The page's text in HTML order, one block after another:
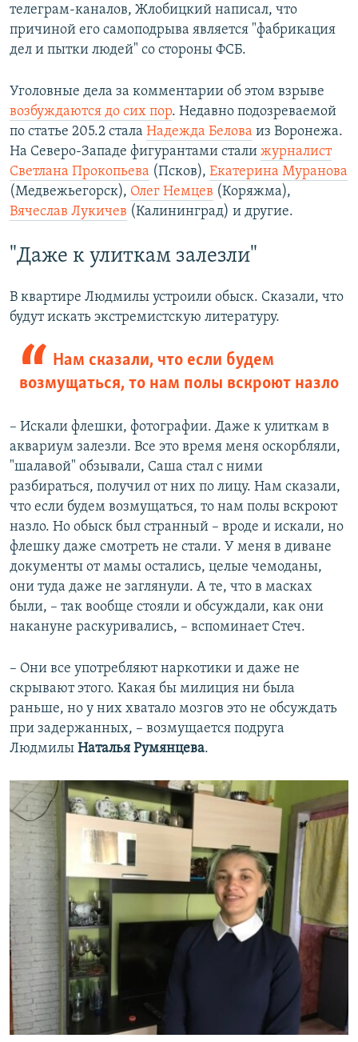
телеграм-каналов, Жлобицкий написал, что
причиной его самоподрыва является "фабрикация
дел и пытки людей" со стороны ФСБ.
Уголовные дела за комментарии об этом взрыве
возбуждаются до сих пор. Недавно подозреваемой
по статье 205.2 стала Надежда Белова из Воронежа.
На Северо-Западе фигурантами стали журналист
Светлана Прокопьева (Псков), Екатерина Муранова
(Медвежьегорск), Олег Немцев (Коряжма),
Вячеслав Лукичев (Калининград) и другие.
"Даже к улиткам залезли"
В квартире Людмилы устроили обыск. Сказали, что
будут искать экстремистскую литературу.
Нам сказали, что если будем
возмущаться, то нам полы вскроют назло
– Искали флешки, фотографии. Даже к улиткам в
аквариум залезли. Все это время меня оскорбляли,
"шалавой" обзывали, Саша стал с ними
разбираться, получил от них по лицу. Нам сказали,
что если будем возмущаться, то нам полы вскроют
назло. Но обыск был странный – вроде и искали, но
флешку даже смотреть не стали. У меня в диване
документы от мамы остались, целые чемоданы,
они туда даже не заглянули. А те, что в масках
были, – так вообще стояли и обсуждали, как они
накануне раскуривались, – вспоминает Стеч.
– Они все употребляют наркотики и даже не
скрывают этого. Какая бы милиция ни была
раньше, но у них хватало мозгов это не обсуждать
при задержанных, – возмущается подруга
Людмилы Наталья Румянцева.